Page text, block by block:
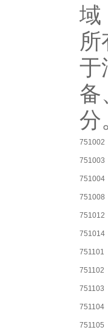
域
于
备
分
751002
751003
751004
751008
751012
751014
751101
751102
751103
751104
751105